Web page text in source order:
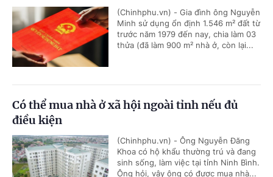
(Chinhphu.vn) - Gia đình ông Nguyễn
Minh sử dụng ổn định 1.546 m² đất từ
trước năm 1979 đến nay, chia làm 03
thửa (đã làm 900 m² nhà ở, còn lại...
Có thể mua nhà ở xã hội ngoài tỉnh nếu đủ
điều kiện
(Chinhphu.vn) - Ông Nguyễn Đăng
Khoa có hộ khẩu thường trú và đang
sinh sống, làm việc tại tỉnh Ninh Bình.
Ông hỏi, vậy ông có được mua nhà...